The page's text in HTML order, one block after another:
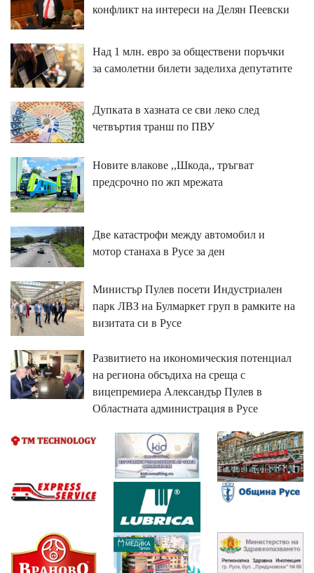
конфликт на интереси на Делян Пеевски
Над 1 млн. евро за обществени поръчки
за самолетни билети заделиха депутатите
Дупката в хазната се сви леко след
четвъртия транш по ПВУ
Новите влакове ,,Шкода,, тръгват
предсрочно по жп мрежата
Две катастрофи между автомобил и
мотор станаха в Русе за ден
Министър Пулев посети Индустриален
парк ЛВЗ на Булмаркет груп в рамките на
визитата си в Русе
Развитието на икономическия потенциал
на региона обсъдиха на среща с
вицепремиера Александър Пулев в
Областната администрация в Русе